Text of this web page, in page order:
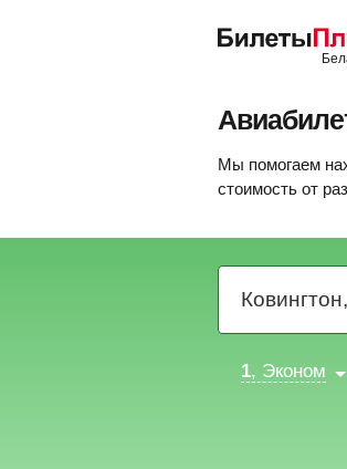
Мы помогаем
стоимость от
1, Эконом